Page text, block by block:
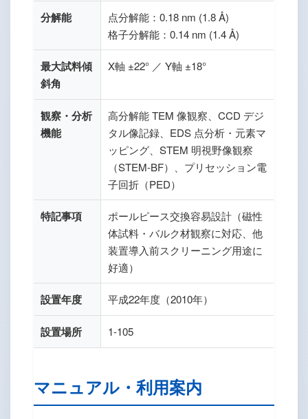
分解能
点分解能：0.18 nm (1.8 Å)
格子分解能：0.14 nm (1.4 Å)
最大試料傾
斜角
X軸 ±22° ／ Y軸 ±18°
観察・分析
機能
高分解能 TEM 像観察、CCD デジ
タル像記録、EDS 点分析・元素マ
ッピング、STEM 明視野像観察
（STEM-BF）、プリセッション電
子回折（PED）
特記事項
ポールピース交換容易設計（磁性
体試料・バルク材観察に対応、他
装置導入前スクリーニング用途に
好適）
設置年度 平成22年度（2010年）
設置場所 1-105
マニュアル・利用案内